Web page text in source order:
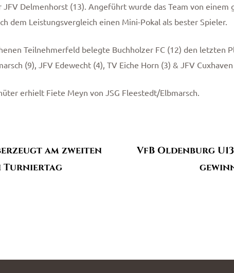
Delmenhorst (13). Angeführt wurde das Team von
dem Leistungsvergleich einen Mini-Pokal als bester Spieler.
Teilnehmerfeld belegte Buchholzer FC (12) den letzten
(9), JFV Edewecht (4), TV Eiche Horn (3) & JFV
erhielt Fiete Meyn von JSG Fleestedt/Elbmarsch.
am zweiten
Turniertag
VfB Oldenburg